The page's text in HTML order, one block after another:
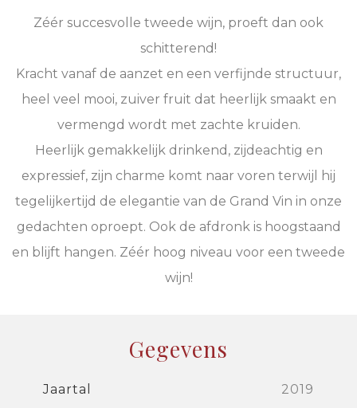
Zéér succesvolle tweede wijn, proeft dan ook
schitterend!
Kracht vanaf de aanzet en een verfijnde structuur,
heel veel mooi, zuiver fruit dat heerlijk smaakt en
vermengd wordt met zachte kruiden.
Heerlijk gemakkelijk drinkend, zijdeachtig en
expressief, zijn charme komt naar voren terwijl hij
tegelijkertijd de elegantie van de Grand Vin in onze
gedachten oproept. Ook de afdronk is hoogstaand
en blijft hangen. Zéér hoog niveau voor een tweede
wijn!
Gegevens
Jaartal
2019